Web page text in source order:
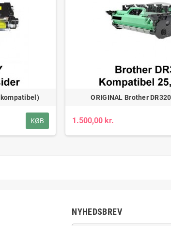
KØB
ORIGINAL Brother
1.500,00 kr.
NYHEDSBREV